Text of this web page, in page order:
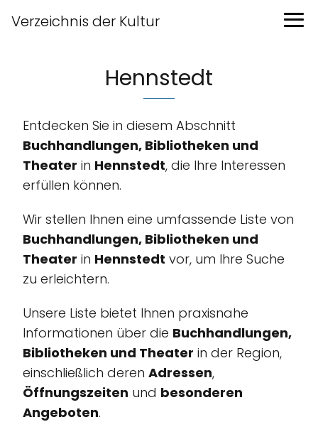
Verzeichnis der Kultur
Hennstedt
Entdecken Sie in diesem Abschnitt
Buchhandlungen, Bibliotheken und
Theater in Hennstedt, die Ihre Interessen
erfüllen können.
Wir stellen Ihnen eine umfassende Liste von
Buchhandlungen, Bibliotheken und
Theater in Hennstedt vor, um Ihre Suche
zu erleichtern.
Unsere Liste bietet Ihnen praxisnahe
Informationen über die Buchhandlungen,
Bibliotheken und Theater in der Region,
einschließlich deren Adressen,
Öffnungszeiten und besonderen
Angeboten.